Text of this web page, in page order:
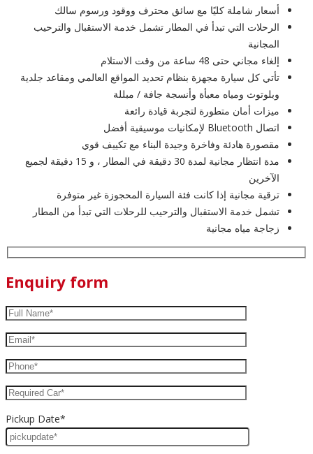
أسعار شاملة كليًا مع سائق محترف ووقود ورسوم سالك
الرحلات التي تبدأ في المطار تشمل خدمة الاستقبال والترحيب
المجانية
إلغاء مجاني حتى 48 ساعة من وقت الاستلام
تأتي كل سيارة مجهزة بنظام تحديد المواقع العالمي ومقاعد جلدية
وبلوتوث ومياه معبأة وأنسجة جافة / مبللة
ميزات أمان متطورة لتجربة قيادة رائعة
اتصال Bluetooth لإمكانيات موسيقية أفضل
مقصورة هادئة وفاخرة وجيدة البناء مع تكييف قوي
مدة انتظار مجانية لمدة 30 دقيقة في المطار ، و 15 دقيقة لجميع
الآخرين
ترقية مجانية إذا كانت فئة السيارة المحجوزة غير متوفرة
تشمل خدمة الاستقبال والترحيب للرحلات التي تبدأ من المطار
زجاجة مياه مجانية
Enquiry form
Pickup Date*